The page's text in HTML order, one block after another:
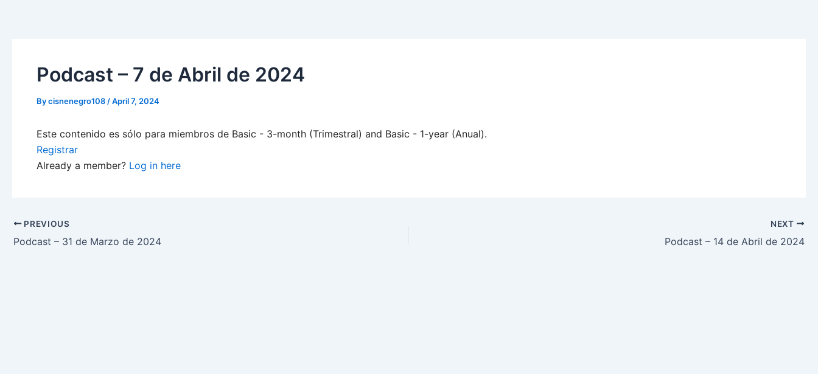
Podcast – 7 de Abril de 2024
Bycisnenegro108 /April 7, 2024
Este contenido es sólo para miembros de Basic - 3-month (Trimestral) and Basic - 1-year (Anual).
Registrar
Already a member? Log in here
PREVIOUS
Podcast – 31 de Marzo de 2024
NEXT
Podcast – 14 de Abril de 2024